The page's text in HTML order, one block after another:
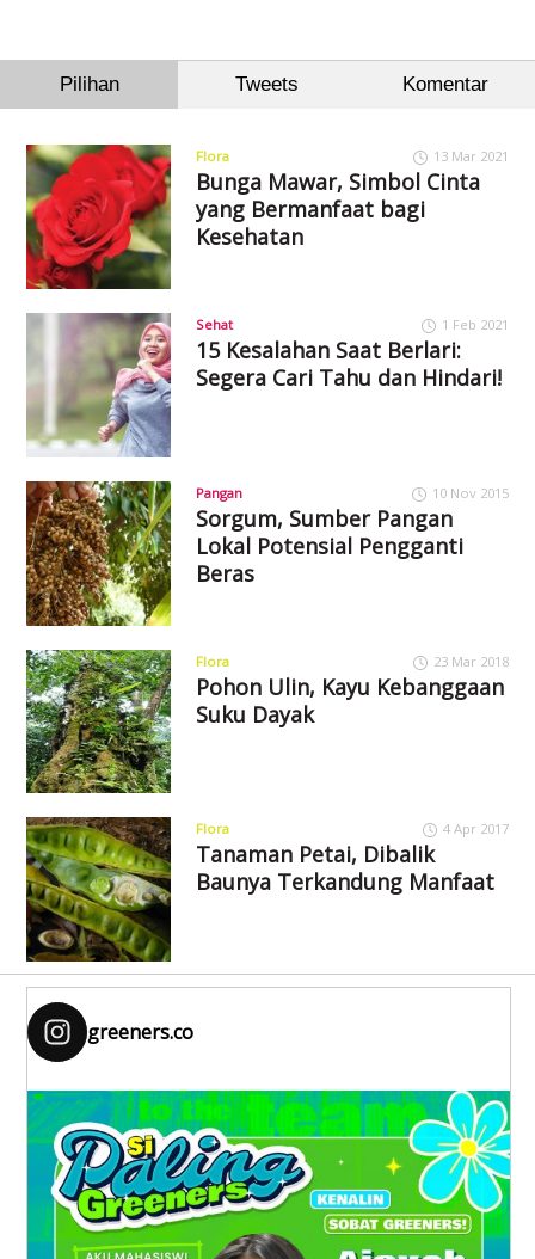
Pilihan Tweets Komentar
Flora 13 Mar 2021
Bunga Mawar, Simbol Cinta
yang Bermanfaat bagi
Kesehatan
Sehat 1 Feb 2021
15 Kesalahan Saat Berlari:
Segera Cari Tahu dan Hindari!
Pangan 10 Nov 2015
Sorgum, Sumber Pangan
Lokal Potensial Pengganti
Beras
Flora 23 Mar 2018
Pohon Ulin, Kayu Kebanggaan
Suku Dayak
Flora 4 Apr 2017
Tanaman Petai, Dibalik
Baunya Terkandung Manfaat
greeners.co